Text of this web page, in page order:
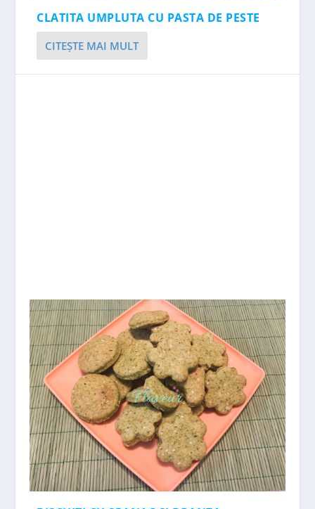
CLATITA UMPLUTA CU PASTA DE PESTE
CITEŞTE MAI MULT